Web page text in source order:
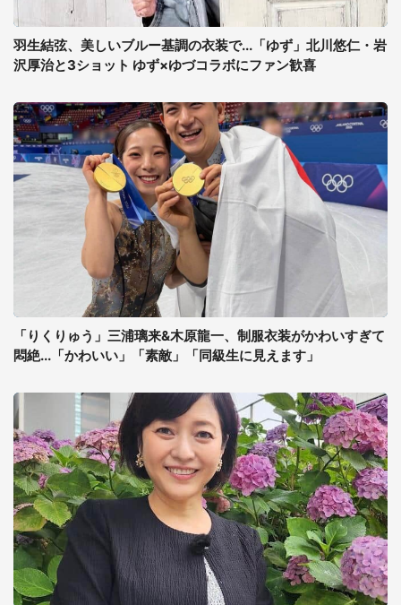
羽生結弦、美しいブルー基調の衣装で...「ゆず」北川悠仁・岩
沢厚治と3ショット ゆず×ゆづコラボにファン歓喜
「りくりゅう」三浦璃来&木原龍一、制服衣装がかわいすぎて
悶絶...「かわいい」「素敵」「同級生に見えます」